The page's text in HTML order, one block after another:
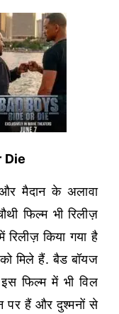
Die
मैदान के अलावा
फिल्म भी रिलीज़
रिलीज़ किया गया है
मिले हैं. बैड बॉयज
फिल्म में भी विल
पर हैं और दुश्मनों से